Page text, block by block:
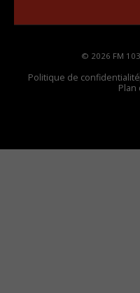
© 2026 FM
Politique de confidentialité
Plan